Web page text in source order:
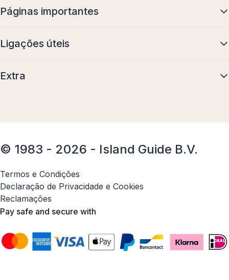
Páginas importantes
Ligações úteis
Extra
© 1983 - 2026 - Island Guide B.V.
Termos e Condições
Declaração de Privacidade e Cookies
Reclamações
Pay safe and secure with